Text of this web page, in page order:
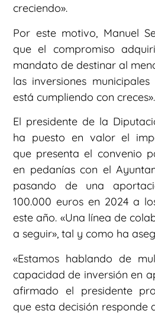
creciendo».
Por este motivo, Manuel
que el compromiso
mandato de destinar al
las inversiones
está cumpliendo con creces».
El presidente de la
ha puesto en valor el
que presenta el convenio
en pedanías con el
pasando de una
100.000 euros en 2024 a
este año. «Una línea de
a seguir», tal y como ha
«Estamos hablando de
capacidad de inversión en
afirmado el presidente
que esta decisión responde